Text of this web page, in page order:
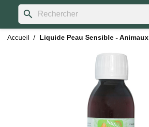
search
Accueil Liquide Peau Sensible - Animaux